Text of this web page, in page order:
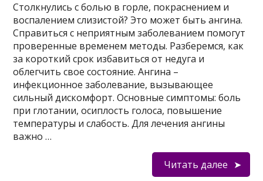
Столкнулись с болью в горле, покраснением и
воспалением слизистой? Это может быть ангина.
Справиться с неприятным заболеванием помогут
проверенные временем методы. Разберемся, как
за короткий срок избавиться от недуга и
облегчить свое состояние. Ангина –
инфекционное заболевание, вызывающее
сильный дискомфорт. Основные симптомы: боль
при глотании, осиплость голоса, повышение
температуры и слабость. Для лечения ангины
важно …
Читать далее